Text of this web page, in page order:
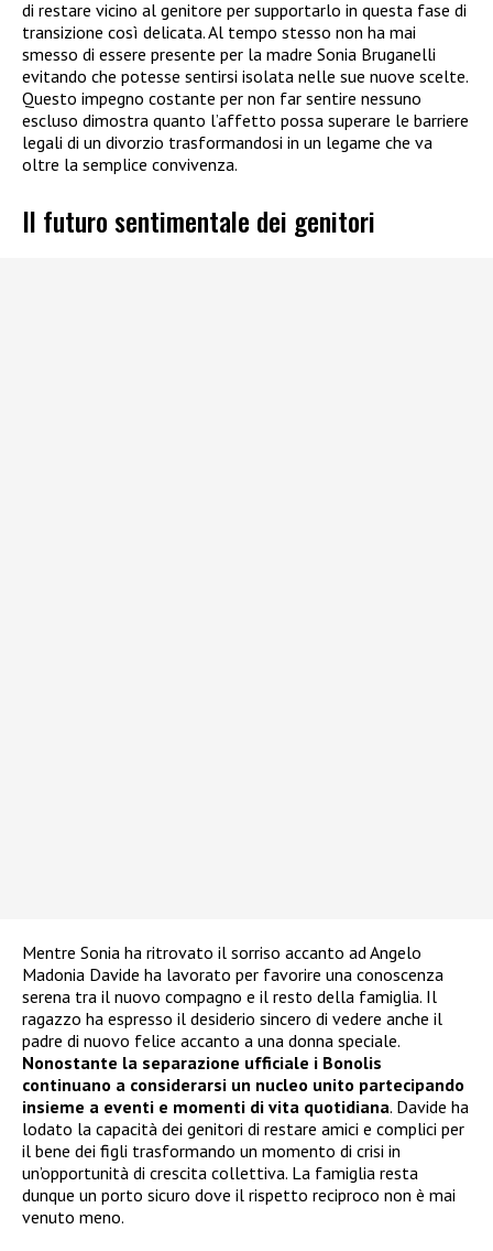
di restare vicino al genitore per supportarlo in questa fase di
transizione così delicata. Al tempo stesso non ha mai
smesso di essere presente per la madre Sonia Bruganelli
evitando che potesse sentirsi isolata nelle sue nuove scelte.
Questo impegno costante per non far sentire nessuno
escluso dimostra quanto l’affetto possa superare le barriere
legali di un divorzio trasformandosi in un legame che va
oltre la semplice convivenza.
Il futuro sentimentale dei genitori
Mentre Sonia ha ritrovato il sorriso accanto ad Angelo
Madonia Davide ha lavorato per favorire una conoscenza
serena tra il nuovo compagno e il resto della famiglia. Il
ragazzo ha espresso il desiderio sincero di vedere anche il
padre di nuovo felice accanto a una donna speciale.
Nonostante la separazione ufficiale i Bonolis
continuano a considerarsi un nucleo unito partecipando
insieme a eventi e momenti di vita quotidiana. Davide ha
lodato la capacità dei genitori di restare amici e complici per
il bene dei figli trasformando un momento di crisi in
un’opportunità di crescita collettiva. La famiglia resta
dunque un porto sicuro dove il rispetto reciproco non è mai
venuto meno.